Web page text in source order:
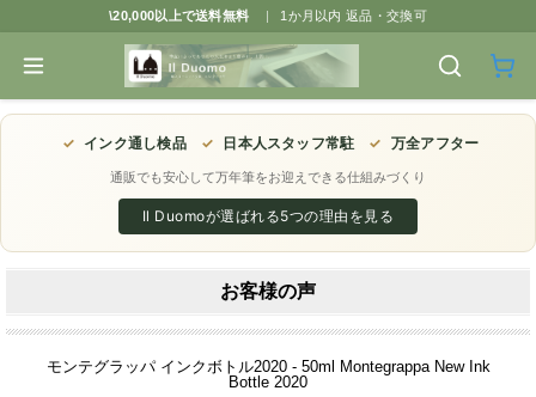
\20,000以上で送料無料 | 1か月以内 返品・交換可
✓ インク通し検品 ✓ 日本人スタッフ常駐 ✓ 万全アフター
通販でも安心して万年筆をお迎えできる仕組みづくり
Il Duomoが選ばれる5つの理由を見る
お客様の声
モンテグラッパ インクボトル2020 - 50ml Montegrappa New Ink
Bottle 2020